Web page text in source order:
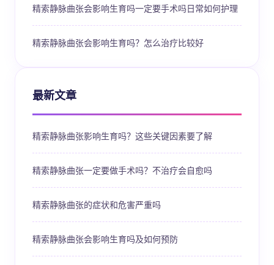
精索静脉曲张会影响生育吗一定要手术吗日常如何护理
精索静脉曲张会影响生育吗？怎么治疗比较好
最新文章
精索静脉曲张影响生育吗？这些关键因素要了解
精索静脉曲张一定要做手术吗？不治疗会自愈吗
精索静脉曲张的症状和危害严重吗
精索静脉曲张会影响生育吗及如何预防